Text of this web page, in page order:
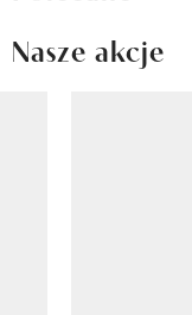
Nasze akcje